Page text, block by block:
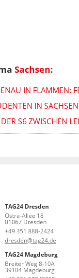
Sachsen:
IN FLAMMEN:
IN
S6 ZWISCHEN
TAG24 Dresden
Ostra-Allee 18
01067 Dresden
+49 351 888-2424
dresden@tag24.de
TAG24 Magdeburg
Breiter Weg 8-10A
39104 Magdeburg